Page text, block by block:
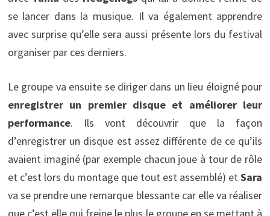
se lancer dans la musique. Il va également apprendre
avec surprise qu’elle sera aussi présente lors du festival
organiser par ces derniers.
Le groupe va ensuite se diriger dans un lieu éloigné pour
enregistrer un premier disque et améliorer leur
performance. Ils vont découvrir que la façon
d’enregistrer un disque est assez différente de ce qu’ils
avaient imaginé (par exemple chacun joue à tour de rôle
et c’est lors du montage que tout est assemblé) etSara
va se prendre une remarque blessante car elle va réaliser